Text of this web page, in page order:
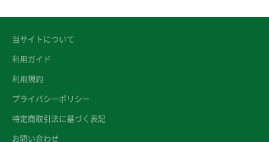
当サイトについて
利用ガイド
利用規約
プライバシーポリシー
特定商取引法に基づく表記
お問い合わせ